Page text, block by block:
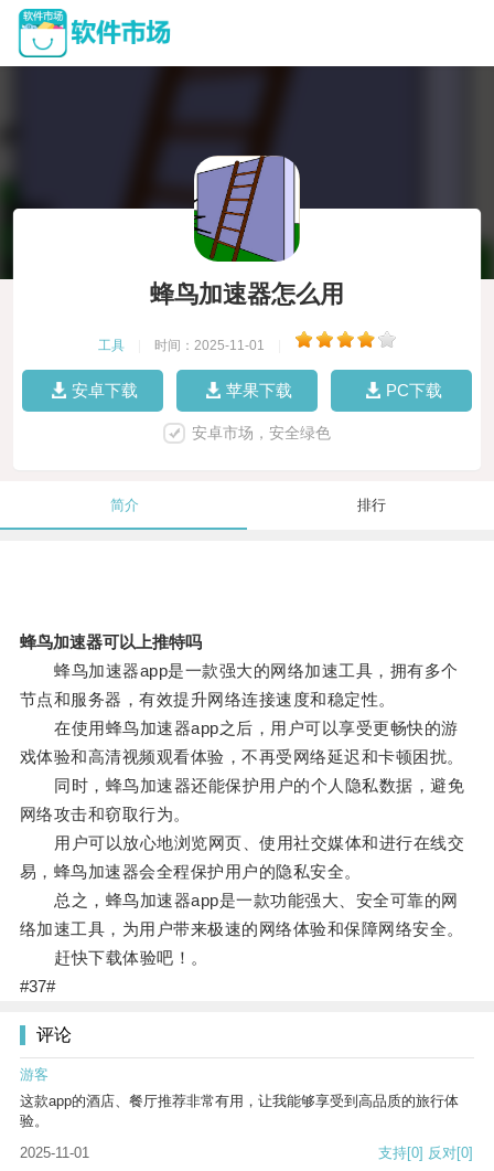
蜂鸟加速器怎么用
工具 时间：2025-11-01
安卓下载 苹果下载 PC下载
安卓市场，安全绿色
简介 排行
蜂鸟加速器可以上推特吗
蜂鸟加速器app是一款强大的网络加速工具，拥有多个
节点和服务器，有效提升网络连接速度和稳定性。
在使用蜂鸟加速器app之后，用户可以享受更畅快的游
戏体验和高清视频观看体验，不再受网络延迟和卡顿困扰。
同时，蜂鸟加速器还能保护用户的个人隐私数据，避免
网络攻击和窃取行为。
用户可以放心地浏览网页、使用社交媒体和进行在线交
易，蜂鸟加速器会全程保护用户的隐私安全。
总之，蜂鸟加速器app是一款功能强大、安全可靠的网
络加速工具，为用户带来极速的网络体验和保障网络安全。
赶快下载体验吧！。
#37#
评论
游客
这款app的酒店、餐厅推荐非常有用，让我能够享受到高品质的旅行体
验。
2025-11-01
支持[0] 反对[0]